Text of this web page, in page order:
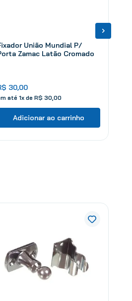
União Mundial P/
Zamac Latão Cromado
30,00
até 1x de R$ 30 00
Adicionar ao carrinho